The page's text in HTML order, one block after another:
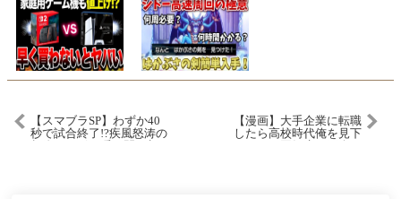
【スマブラSP】わずか40
秒で試合終了!?疾風怒涛の
【漫画】大手企業に転職
したら高校時代俺を見下